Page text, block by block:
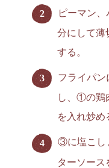
ピーマン
分にして
す
フライパ
し、①の鶏
を入れ
③に塩こし
ターソース